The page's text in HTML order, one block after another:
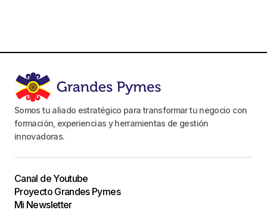
Somos tu aliado estratégico para transformar tu negocio con
formación, experiencias y herramientas de gestión
innovadoras.
Canal de Youtube
Proyecto Grandes Pymes
Mi Newsletter